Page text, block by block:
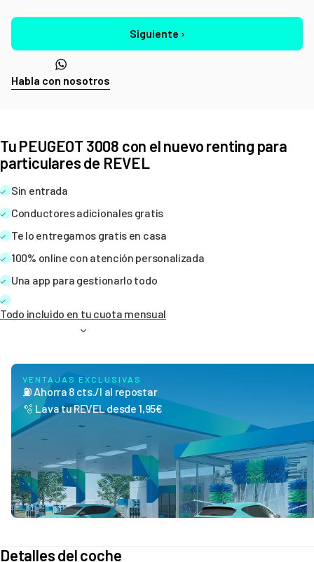
Siguiente ›
Habla con nosotros
Tu PEUGEOT 3008 con el nuevo renting para
particulares de REVEL
Sin entrada
Conductores adicionales gratis
Te lo entregamos gratis en casa
100% online con atención personalizada
Una app para gestionarlo todo
Todo incluido en tu cuota mensual
VENTAJAS EXCLUSIVAS
⛽ Ahorra 8 cts./l al repostar
🫧 Lava tu REVEL desde 1,95€
Detalles del coche